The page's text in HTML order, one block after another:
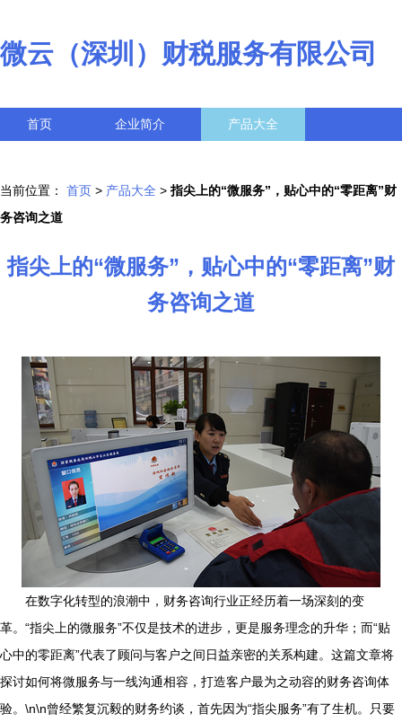
微云（深圳）财税服务有限公司
首页 企业简介 产品大全
当前位置： 首页 > 产品大全 > 指尖上的“微服务”，贴心中的“零距离”财
务咨询之道
指尖上的“微服务”，贴心中的“零距离”财
务咨询之道
在数字化转型的浪潮中，财务咨询行业正经历着一场深刻的变
革。“指尖上的微服务”不仅是技术的进步，更是服务理念的升华；而“贴
心中的零距离”代表了顾问与客户之间日益亲密的关系构建。这篇文章将
探讨如何将微服务与一线沟通相容，打造客户最为之动容的财务咨询体
验。\n\n曾经繁复沉毅的财务约谈，首先因为“指尖服务”有了生机。只要